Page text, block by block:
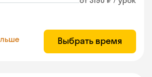
Выбрать время